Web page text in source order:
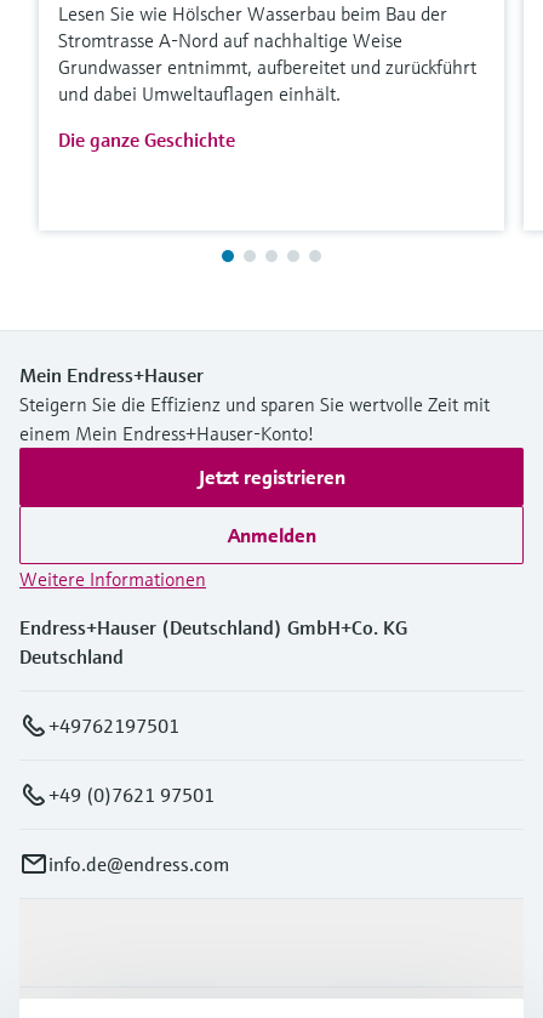
Lesen Sie wie Hölscher Wasserbau beim Bau der
Stromtrasse A-Nord auf nachhaltige Weise
Grundwasser entnimmt, aufbereitet und zurückführt
und dabei Umweltauflagen einhält.
Die ganze Geschichte
Mein Endress+Hauser
Steigern Sie die Effizienz und sparen Sie wertvolle Zeit mit
einem Mein Endress+Hauser-Konto!
Jetzt registrieren
Anmelden
Weitere Informationen
Endress+Hauser (Deutschland) GmbH+Co. KG
Deutschland
+49762197501
+49 (0)7621 97501
info.de@endress.com